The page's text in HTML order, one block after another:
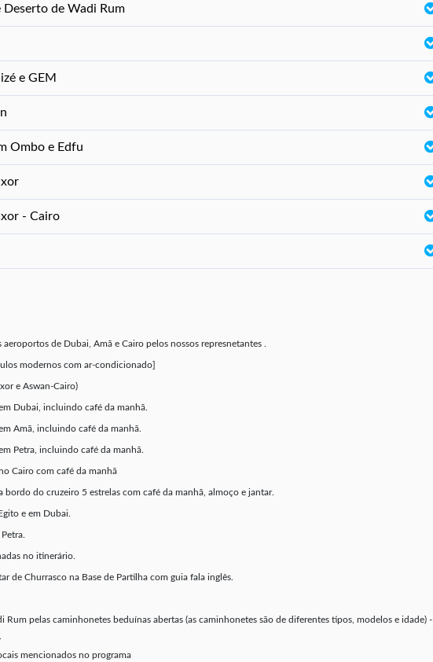
Deserto de Wadi Rum
e GEM
Ombo e Edfu
- Cairo
aeroportos de Dubai, Amã e Cairo pelos nossos represnetantes .
modernos com ar-condicionado]
e Aswan-Cairo)
Dubai, incluindo café da manhã.
Amã, incluindo café da manhã.
Petra, incluindo café da manhã.
Cairo com café da manhã
bordo do cruzeiro 5 estrelas com café da manhã, almoço e jantar.
e em Dubai.
no itinerário.
de Churrasco na Base de Partilha com guia fala inglês.
Rum pelas caminhonetes beduínas abertas (as caminhonetes são de diferentes tipos, modelos e idade) -
mencionados no programa